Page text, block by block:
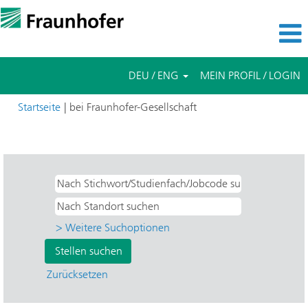
DEU / ENG MEIN PROFIL / LOGIN
Startseite | bei Fraunhofer-Gesellschaft(aktuelle
> Weitere Suchoptionen
Zurücksetzen